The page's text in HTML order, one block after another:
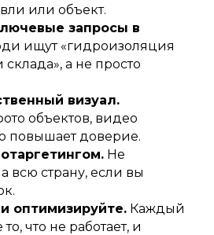
или объект.
запросы в
ищут «гидроизоляция
а не просто
визуал.
объектов, видео
повышает доверие.
Не
всю страну, если вы
оптимизируйте. Каждый
что не работает, и